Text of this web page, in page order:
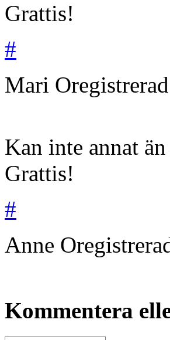
Grattis!
#
Mari Oregistrerad
Kan inte annat
Grattis!
#
Anne
Kommentera